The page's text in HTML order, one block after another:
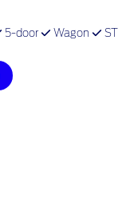
5-door Wagon ST